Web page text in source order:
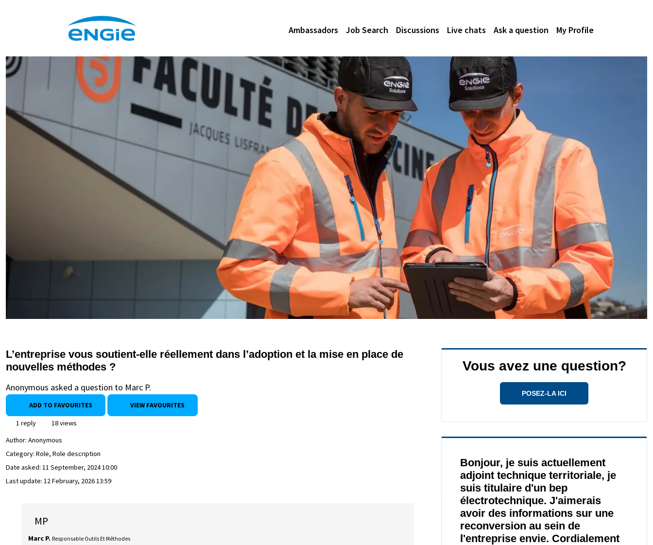
Ambassadors Job Search Discussions Live chats Ask a question My Profile
L’entreprise vous soutient-elle réellement dans l’adoption et la mise en place de
nouvelles méthodes ?
Anonymous asked a question to Marc P.
ADD TO FAVOURITES VIEW FAVOURITES
1 reply
18 views
Author: Anonymous
Category: Role, Role description
Date asked: 11 September, 2024 10:00
Last update: 12 February, 2026 13:59
MP
Marc P. Responsable Outils Et Méthodes
Vous avez une question?
POSEZ-LA ICI
Bonjour, je suis actuellement
adjoint technique territoriale, je
suis titulaire d'un bep
électrotechnique. J'aimerais
avoir des informations sur une
reconversion au sein de
l'entreprise envie. Cordialement